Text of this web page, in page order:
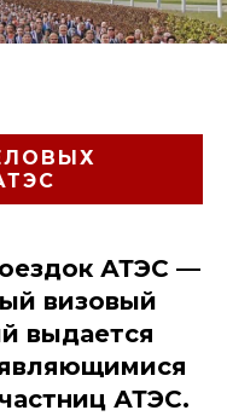
АТЭС —
визовый
выдается
АТЭС.